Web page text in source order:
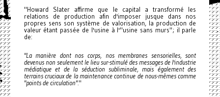
"Howard Slater affirme que le capital a transformé les
relations de production afin d'imposer jusque dans nos
propres sens son système de valorisation, la production de
valeur étant passée de l'usine à l'"usine sans murs"; il parle
de:
"La manière dont nos corps, nos membranes sensorielles, sont
devenus non seulement le lieu sur-stimulé des messages de l'industrie
médiatique et de la séduction subliminale, mais également des
terrains cruciaux de la maintenance continue de nous-mêmes comme
"points de circulation"."